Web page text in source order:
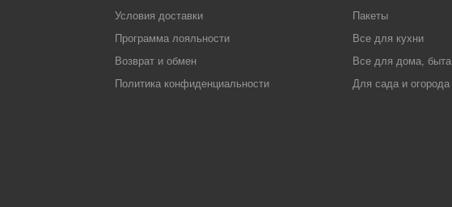
Условия доставки
Программа лояльности
Возврат и обмен
Политика конфиденциальности
Пакеты
Все для кухни
Все для дома, быта
Для сада и огорода